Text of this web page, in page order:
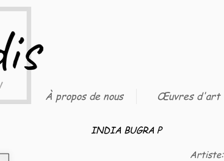
À propos de nous Œuvres d'art
INDIA BUGRA P
Artiste: